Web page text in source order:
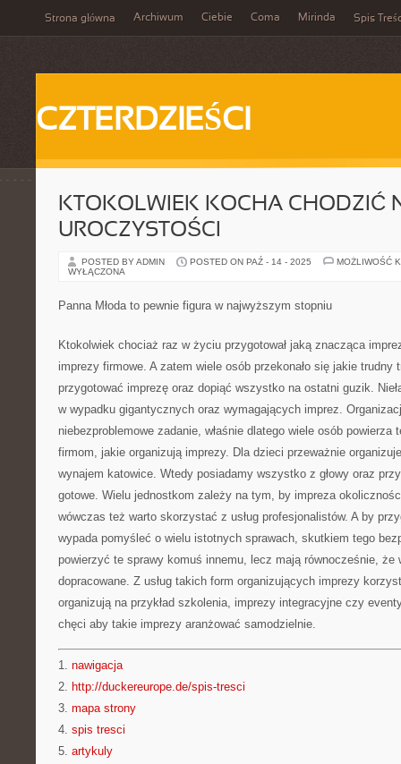
Strona główna Archiwum Ciebie Coma Mirinda Spis
CZTERDZIEŚCI
KTOKOLWIEK KOCHA CHODZIĆ
UROCZYSTOŚCI
POSTED BY ADMIN POSTED ON PAŹ - 14 - 2025
MOŻLIWOŚĆ
WYŁĄCZONA
Panna Młoda to pewnie figura w najwyższym stopniu
Ktokolwiek chociaż raz w życiu przygotował jaką znacząca
imprezy firmowe. A zatem wiele osób przekonało się jakie trudny
przygotować imprezę oraz dopiąć wszystko na ostatni guzik.
w wypadku gigantycznych oraz wymagających imprez.
niebezproblemowe zadanie, właśnie dlatego wiele osób
firmom, jakie organizują imprezy. Dla dzieci przeważnie
wynajem katowice. Wtedy posiadamy wszystko z głowy oraz
gotowe. Wielu jednostkom zależy na tym, by impreza
wówczas też warto skorzystać z usług profesjonalistów. A by
wypada pomyśleć o wielu istotnych sprawach, skutkiem tego
powierzyć te sprawy komuś innemu, lecz mają równocześnie, że
dopracowane. Z usług takich form organizujących imprezy
organizują na przykład szkolenia, imprezy integracyjne czy
chęci aby takie imprezy aranżować samodzielnie.
1. nawigacja
2. http://duckereurope.de/spis-tresci
3. mapa strony
4. spis tresci
5. artykuly